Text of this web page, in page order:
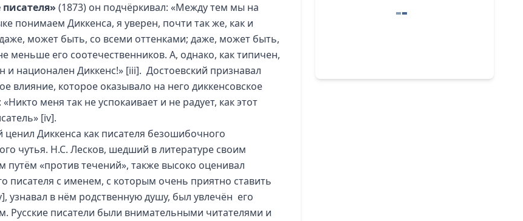
(1873) он подчёркивал: «Между тем мы на
понимаем Диккенса, я уверен, почти так же, как и
может быть, со всеми оттенками; даже, может быть,
меньше его соотечественников. А, однако, как типичен,
и национален Диккенс!» [iii]. Достоевский признавал
влияние, которое оказывало на него диккенсовское
меня так не успокаивает и не радует, как этот
[iv].
ценил Диккенса как писателя безошибочного
чутья. Н.С. Лесков, шедший в литературе своим
путём «против течений», также высоко оценивал
писателя с именем, с которым очень приятно ставить
, узнавал в нём родственную душу, был увлечён его
Русские писатели были внимательными читателями и